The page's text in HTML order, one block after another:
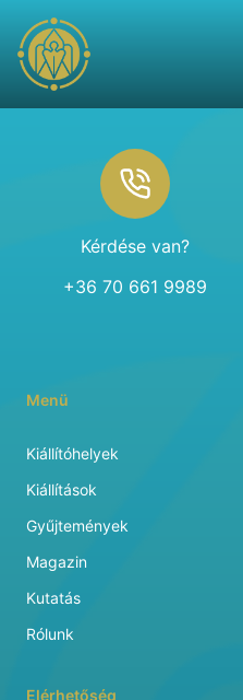
Kérdése van?
+36 70 661 9989
Menü
Kiállítóhelyek
Kiállítások
Gyűjtemények
Magazin
Kutatás
Rólunk
Elérhetőség